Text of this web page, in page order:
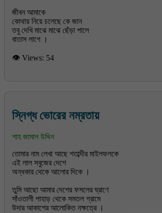
জীবন আমাকে
কোথায় নিয়ে চলেছে কে জান
তবু দেখি মাঝে মাঝে ছেঁড়া পালে
👁 Views: 54
স্নিগ্ধ ভোরের নম্রতায়
শাহ জামাল উদ্দিন
তোমার নাম লেখা আছে শতাব্দীর মাইলফলকে
এই লাল সবুজের দেশে
অন্ধকার থেকে আলোর দিকে ।
তুমি আছো আমার দেশের ফসলের ঘ্রাণে
সাঁওতালী পাহাড় থেকে সমতল গ্রামে
উদার আকাশের আলোকিত নক্ষত্রে ।